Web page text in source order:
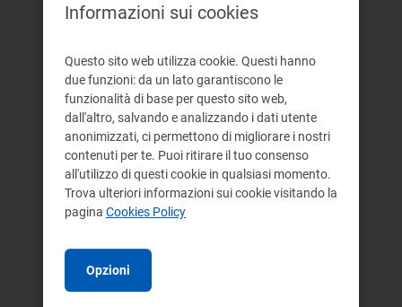
componente mensile relativa alla
(di seguito: CCIm) e una
componente relativa al servizio
di trasporto fino al Punto di
Scambio Virtuale (di seguito:
QTPSV);
pubblicare su base trimestrale i
valori mensili assunti da I
dalle sue componenti
Informazioni sui cookies
Questo sito web utilizza cookie. Questi hanno
due funzioni: da un lato garantiscono le
funzionalità di base per questo sito web,
dall'altro, salvando e analizzando i dati utente
anonimizzati, ci permettono di migliorare i nostri
contenuti per te. Puoi ritirare il tuo consenso
all'utilizzo di questi cookie in qualsiasi momento.
Trova ulteriori informazioni sui cookie visitando la
pagina Cookies Policy
Opzioni